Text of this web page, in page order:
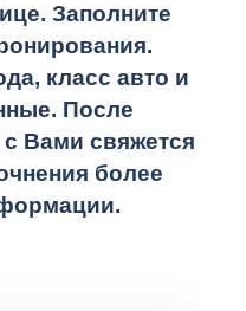
Заполните
класс авто и
После
Вами свяжется
более